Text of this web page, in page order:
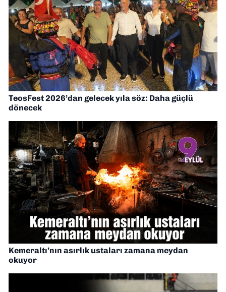
TeosFest 2026’dan gelecek yıla söz: Daha güçlü
dönecek
Kemeraltı’nın asırlık ustaları zamana meydan
okuyor